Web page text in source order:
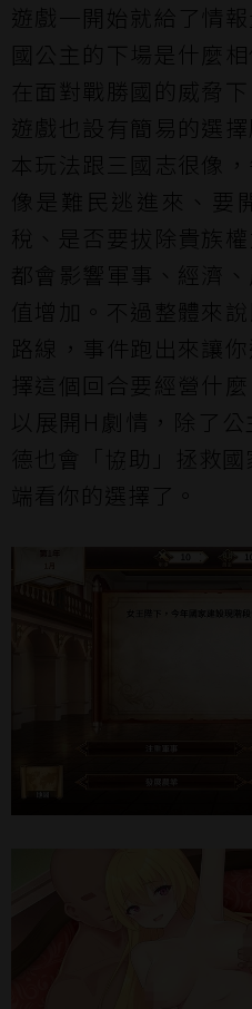
遊戲一開始就給了情
國公主的下場是什麼
在面對戰勝國的威脅
遊戲也設有簡易的選
本玩法跟三國志很像
像是難民逃進來、要
稅、是否要拔除貴族
都會影響軍事、經濟
值增加。不過整體來
路線，事件跑出來讓
擇這個回合要經營什
以展開H劇情，除了
德也會「協助」拯救
端看你的選擇了。